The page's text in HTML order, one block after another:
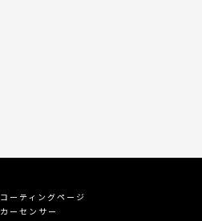
コーティングページ
カーセンサー